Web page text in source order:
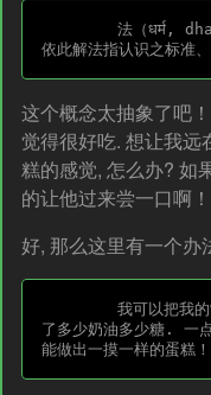
这个概念太抽象了吧
觉得很好吃. 想让我
糕的感觉, 怎么办? 如
的让他过来尝一口啊！
好, 那么这里有一个办
了多少奶油多少糖. 一